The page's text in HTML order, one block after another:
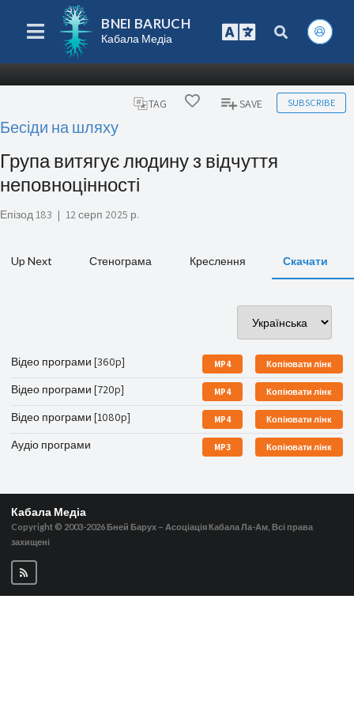
BNEI BARUCH
Кабала Медіа
TAG SAVE SUBSCRIBE
Бесіди на шляху
Група витягує людину з відчуття
неповноцінності
Епізод 183 | 12 серп 2025 р.
Up Next Стенограма Креслення Скачати
Відео програми [360p] MP4 Копіювати лінк
Відео програми [720p] MP4 Копіювати лінк
Відео програми [1080p] MP4 Копіювати лінк
Аудіо програми MP3 Копіювати лінк
Кабала Медіа
Copyright © 2003-2026 Бней Барух – Асоціація Кабала Ла-Ам, Всі права
захищені